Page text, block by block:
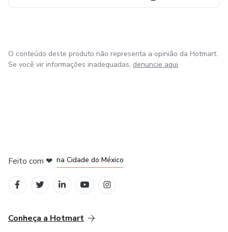
O conteúdo deste produto não representa a opinião da Hotmart.
Se você vir informações inadequadas, denuncie aqui
Feito com ❤ na Cidade do México
Conheça a Hotmart